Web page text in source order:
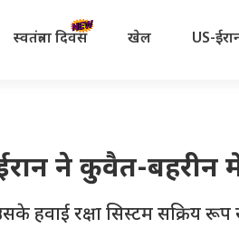
स्वतंत्रता दिवस खेल US-
ने कुवैत-बहरीन
हवाई रक्षा सिस्टम सक्रिय रूप